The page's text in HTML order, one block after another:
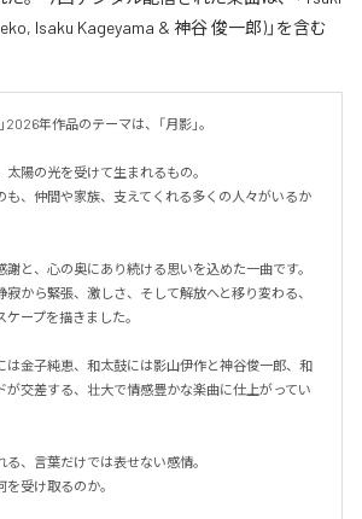
Isaku Kageyama & 神谷 俊一郎)」を含む
2026年作品のテーマは、「月影」。
陽の光を受けて生まれるもの。
も、仲間や家族、支えてくれる多くの人々がいるか
と、心の奥にあり続ける思いを込めた一曲です。
から緊張、激しさ、そして解放へと移り変わる、
ープを描きました。
は金子純恵、和太鼓には影山伊作と神谷俊一郎、和
が交差する、壮大で情感豊かな楽曲に仕上がってい
、言葉だけでは表せない感情。
受け取るのか。